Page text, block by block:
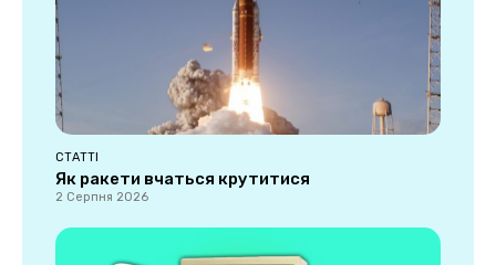
СТАТТІ
Як ракети вчаться крутитися
2 Серпня 2026